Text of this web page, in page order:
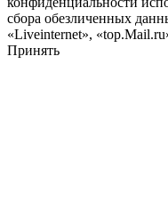
сбора обезличенных
«Liveinternet»,
Принять